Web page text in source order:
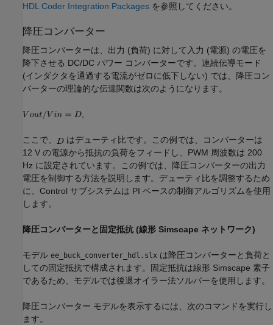
HDL Coder Integration Packages を参照してください。
降圧コンバーター
降圧コンバーターは、出力 (負荷) に対して入力 (電源) の電圧を
降下させる DC/DC パワー コンバーターです。連続伝導モード
(インダクタを通過する電流がゼロに低下しない) では、降圧コン
バーターの理論的な伝達関数は次のようになります。
,
ここで、
はデューティ比です。この例では、コンバーターは
12 V の電源から抵抗の負荷をフィードし、PWM 周波数は 200
Hz に設定されています。この例では、降圧コンバーターの出力
電圧を制御する方法を説明します。デューティ比を調整するため
に、Control サブシステムは PI ベースの制御アルゴリズムを使用
します。
降圧コンバーターと固定抵抗 (線形 Simscape ネットワーク)
モデル ee_buck_converter_hdl.slx は降圧コンバーターと負荷と
しての固定抵抗で構成されます。固定抵抗は線形 Simscape 素子
であるため、モデルでは後退オイラー法ソルバーを使用します。
降圧コンバーター モデルを表示するには、次のコマンドを実行し
ます。